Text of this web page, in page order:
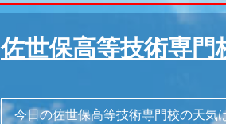
佐世保高等技術専門
今日の佐世保高等技術専門校の天気